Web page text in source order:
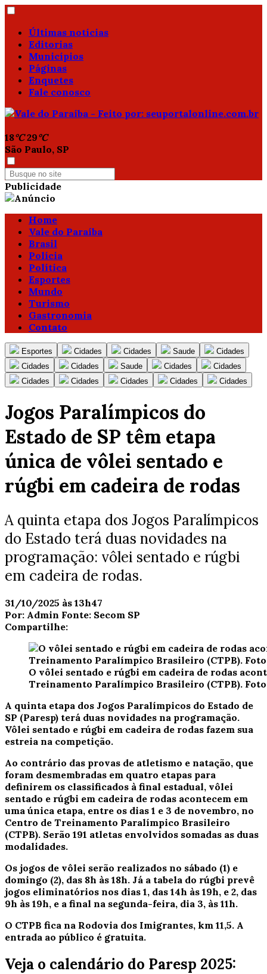
Últimas notícias
Editorias
Municípios
Páginas
Enquetes
Fale conosco
18°C 29°C
São Paulo, SP
Publicidade
Home
Vale do Paraíba
Brasil
Polícia
Política
Esportes
Mundo
Turismo
Gastronomia
Contato
Esportes Cidades Cidades Saude
Cidades
Cidades
Cidades Saude Cidades
Cidades
Cidades
Cidades Cidades Cidades Cidades
Jogos Paralímpicos do
Estado de SP têm etapa
única de vôlei sentado e
rúgbi em cadeira de rodas
A quinta etapa dos Jogos Paralímpicos
do Estado terá duas novidades na
programação: vôlei sentado e rúgbi
em cadeira de rodas.
31/10/2025 às 13h47
Por: Admin Fonte: Secom SP
Compartilhe:
O vôlei sentado e rúgbi em cadeira de rodas
Treinamento Paralímpico Brasileiro (CTPB).
A quinta etapa dos Jogos Paralímpicos do Estado de
SP (Paresp) terá duas novidades na programação.
Vôlei sentado e rúgbi em cadeira de rodas fazem sua
estreia na competição.
Ao contrário das provas de atletismo e natação, que
foram desmembradas em quatro etapas para
definirem os classificados à final estadual, vôlei
sentado e rúgbi em cadeira de rodas acontecem em
uma única etapa, entre os dias 1 e 3 de novembro, no
Centro de Treinamento Paralímpico Brasileiro
(CTPB). Serão 191 atletas envolvidos somadas as duas
modalidades.
Os jogos de vôlei serão realizados no sábado (1) e
domingo (2), das 8h às 18h. Já a tabela do rúgbi prevê
jogos eliminatórios nos dias 1, das 14h às 19h, e 2, das
9h às 19h, e a final na segunda-feira, dia 3, às 11h.
O CTPB fica na Rodovia dos Imigrantes, km 11,5. A
entrada ao público é gratuita.
Veja o calendário do Paresp 2025: